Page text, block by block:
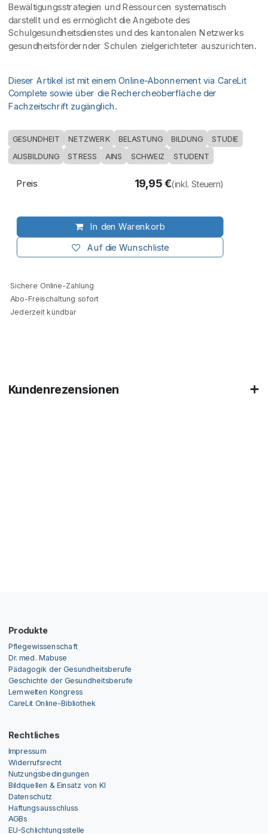
Bewältigungsstrategien und Ressourcen systematisch
darstellt und es ermöglicht die Angebote des
Schulgesundheitsdienstes und des kantonalen Netzwerks
gesundheitsfördernder Schulen zielgerichteter auszurichten.
Dieser Artikel ist mit einem Online-Abonnement via CareLit
Complete sowie über die Rechercheoberfläche der
Fachzeitschrift zugänglich.
GESUNDHEIT NETZWERK BELASTUNG BILDUNG STUDIE
AUSBILDUNG STRESS AINS SCHWEIZ STUDENT
In den Warenkorb
Auf die Wunschliste
Preis 19,95€(inkl. Steuern)
Sichere Online-Zahlung
Abo-Freischaltung sofort
Jederzeit kündbar
Kundenrezensionen
Produkte
Pflegewissenschaft
Dr. med. Mabuse
Pädagogik der Gesundheitsberufe
Geschichte der Gesundheitsberufe
Lernwelten Kongress
CareLit Online-Bibliothek
Rechtliches
Impressum
Widerrufsrecht
Nutzungsbedingungen
Bildquellen & Einsatz von KI
Datenschutz
Haftungsausschluss
AGBs
EU-Schlichtungsstelle